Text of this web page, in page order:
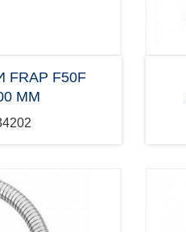
F50F
ММ